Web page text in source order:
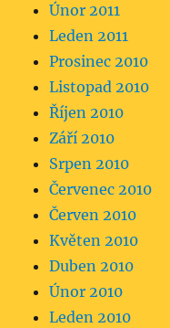
Únor 2011
Leden 2011
Prosinec 2010
Listopad 2010
Říjen 2010
Září 2010
Srpen 2010
Červenec 2010
Červen 2010
Květen 2010
Duben 2010
Únor 2010
Leden 2010